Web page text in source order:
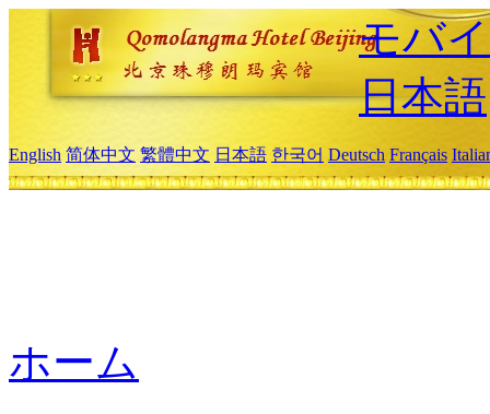
モバ
日本語
English 简体中文 繁體中文 日本語 한국어 Deutsch Français
ホーム